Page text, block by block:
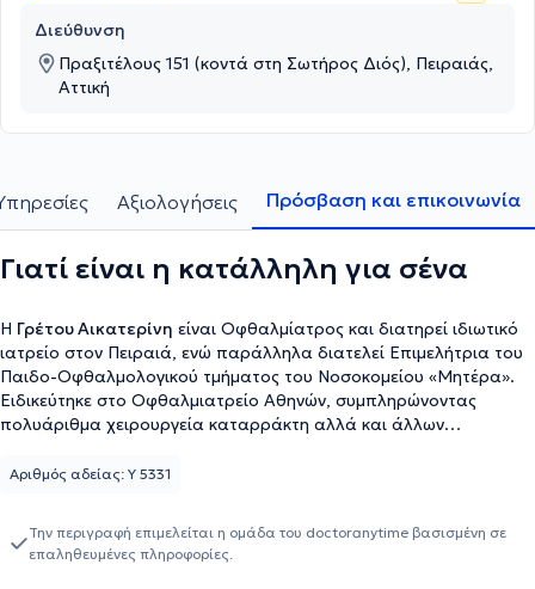
Διεύθυνση
Πραξιτέλους 151 (κοντά στη Σωτήρος Διός), Πειραιάς,
Αττική
Αξιολογήσεις Πρόσβαση και επικοινωνία
Γιατί είναι η κατάλληλη για σένα
Η Γρέτου Αικατερίνη είναι Οφθαλμίατρος και διατηρεί ιδιωτικό
ιατρείο στον Πειραιά, ενώ παράλληλα διατελεί Επιμελήτρια του
Παιδο-Οφθαλμολογικού τμήματος του Νοσοκομείου «Μητέρα».
Ειδικεύτηκε στο Οφθαλμιατρείο Αθηνών, συμπληρώνοντας
πολυάριθμα χειρουργεία καταρράκτη αλλά και άλλων
της στο Νοσοκομείο «Παίδων Αγία Σοφία». Η ιατρός αναλαμβάνει
επιστημονικά συνέδρια με στόχο τη συνεχή επιμόρφωση και
ενημέρωση σε θέματα οφθαλμολογίας.
Αριθμός αδείας: Υ 5331
Την περιγραφή επιμελείται η ομάδα του doctoranytime βασισμένη σε
επαληθευμένες πληροφορίες.